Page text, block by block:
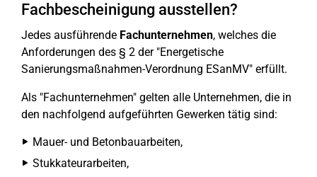
Fachbescheinigung ausstellen?
Jedes ausführende Fachunternehmen, welches die
Anforderungen des § 2 der "Energetische
Sanierungsmaßnahmen-Verordnung ESanMV" erfüllt.
Als "Fachunternehmen" gelten alle Unternehmen, die in
den nachfolgend aufgeführten Gewerken tätig sind:
Mauer- und Betonbauarbeiten,
Stukkateurarbeiten,